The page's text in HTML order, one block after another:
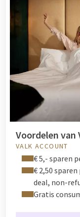
Voordelen van
VALK ACCOUNT
€ 5,- sparen
€ 2,50
deal, non-
Gratis